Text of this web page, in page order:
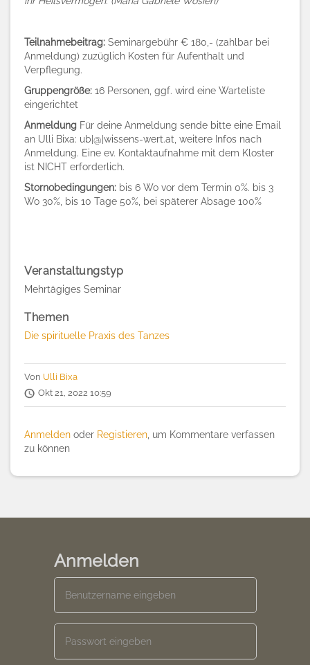
Teilnahmebeitrag: Seminargebühr € 180,- (zahlbar bei
Anmeldung) zuzüglich Kosten für Aufenthalt und
Verpflegung.
Gruppengröße: 16 Personen, ggf. wird eine Warteliste
eingerichtet
Anmeldung Für deine Anmeldung sende bitte eine Email
an Ulli Bixa: ub|@|wissens-wert.at, weitere Infos nach
Anmeldung. Eine ev. Kontaktaufnahme mit dem Kloster
ist NICHT erforderlich.
Stornobedingungen: bis 6 Wo vor dem Termin 0%. bis 3
Wo 30%, bis 10 Tage 50%, bei späterer Absage 100%
Veranstaltungstyp
Mehrtägiges Seminar
Themen
Die spirituelle Praxis des Tanzes
Von Ulli Bixa
Okt 21, 2022 10:59
Anmelden oder Registieren , um Kommentare verfassen
zu können
Anmelden